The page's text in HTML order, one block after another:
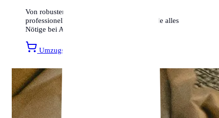
Von robusten Umzugskartons bis hin zu
professionellen Transportsicherungen – finde alles
Nötige bei Amazon.
Umzugsmaterial entdecken »